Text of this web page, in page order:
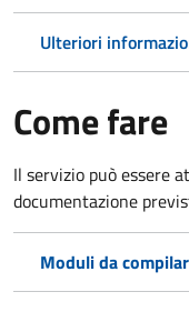
Ulteriori
Come fare
Il servizio può essere
documentazione
Moduli da